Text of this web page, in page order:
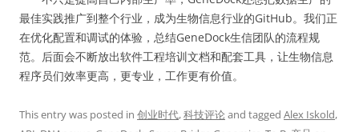
最佳实践推广到整个行业，成为生物信息行业的GitHub。我们正
在优化配置和调试的体验，总结GeneDock生信团队的流程规
范。后面会不断放出软件工程培训文档和配套工具，让生物信息
程序员们效率更高，更专业，工作更有价值。
This entry was posted in 创业时代,科技评论and tagged Alex Iskold,